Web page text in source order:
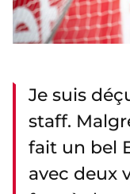
Je suis
staff.
fait un bel
avec deux